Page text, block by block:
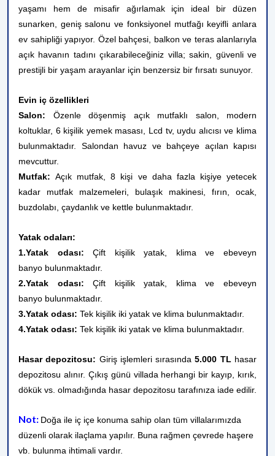
yaşamı hem de misafir ağırlamak için ideal bir düzen
sunarken, geniş salonu ve fonksiyonel mutfağı keyifli anlara
ev sahipliği yapıyor. Özel bahçesi, balkon ve teras alanlarıyla
açık havanın tadını çıkarabileceğiniz villa; sakin, güvenli ve
prestijli bir yaşam arayanlar için benzersiz bir fırsatı sunuyor.
Evin iç özellikleri
Salon: Özenle döşenmiş açık mutfaklı salon, modern
koltuklar, 6 kişilik yemek masası, Lcd tv, uydu alıcısı ve klima
bulunmaktadır. Salondan havuz ve bahçeye açılan kapısı
mevcuttur.
Mutfak:Açık mutfak, 8 kişi ve daha fazla kişiye yetecek
kadar mutfak malzemeleri, bulaşık makinesi, fırın, ocak,
buzdolabı, çaydanlık ve kettle bulunmaktadır.
Yatak odaları:
1.Yatak odası:Çift kişilik yatak, klima ve ebeveyn
banyo bulunmaktadır.
2.Yatak odası:Çift kişilik yatak, klima ve ebeveyn
banyo bulunmaktadır.
3.Yatak odası: Tek kişilik iki yatak ve klima bulunmaktadır.
4.Yatak odası: Tek kişilik iki yatak ve klima bulunmaktadır.
Hasar depozitosu: Giriş işlemleri sırasında5.000 TL hasar
depozitosu alınır. Çıkış günü villada herhangi bir kayıp, kırık,
dökük vs. olmadığında hasar depozitosu tarafınıza iade edilir.
Not: Doğa ile iç içe konuma sahip olan tüm villalarımızda
düzenli olarak ilaçlama yapılır. Buna rağmen çevrede haşere
vb. bulunma ihtimali vardır.